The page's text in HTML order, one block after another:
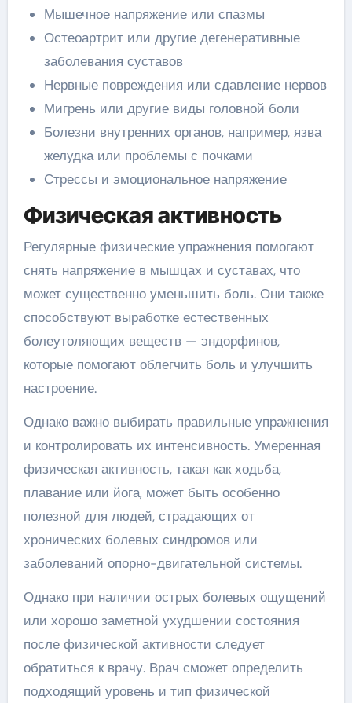
Мышечное напряжение или спазмы
Остеоартрит или другие дегенеративные
заболевания суставов
Нервные повреждения или сдавление нервов
Мигрень или другие виды головной боли
Болезни внутренних органов, например, язва
желудка или проблемы с почками
Стрессы и эмоциональное напряжение
Физическая активность
Регулярные физические упражнения помогают
снять напряжение в мышцах и суставах, что
может существенно уменьшить боль. Они также
способствуют выработке естественных
болеутоляющих веществ — эндорфинов,
которые помогают облегчить боль и улучшить
настроение.
Однако важно выбирать правильные упражнения
и контролировать их интенсивность. Умеренная
физическая активность, такая как ходьба,
плавание или йога, может быть особенно
полезной для людей, страдающих от
хронических болевых синдромов или
заболеваний опорно-двигательной системы.
Однако при наличии острых болевых ощущений
или хорошо заметной ухудшении состояния
после физической активности следует
обратиться к врачу. Врач сможет определить
подходящий уровень и тип физической